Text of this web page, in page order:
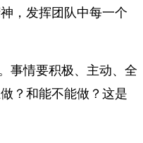
，发挥团队中每一个
事情要积极、主动、全
？和能不能做？这是